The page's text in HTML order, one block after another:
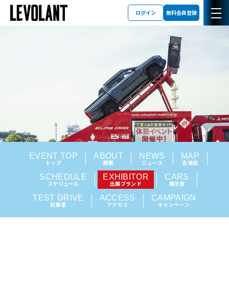
ログイン 無料会員登録
EVENT TOP
トップ
ABOUT
概要
NEWS
ニュース
MAP
会場図
SCHEDULE
スケジュール
EXHIBITOR
出展ブランド
CARS
展示車
TEST DRIVE
試乗車
ACCESS
アクセス
CAMPAIGN
キャンペーン